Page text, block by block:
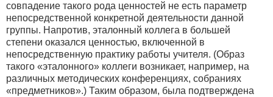
совпадение такого рода ценностей не есть параметр
непосредственной конкретной деятельности данной
группы. Напротив, эталонный коллега в большей
степени оказался ценностью, включенной в
непосредственную практику работы учителя. (Образ
такого «эталонного» коллеги возникает, например, на
различных методических конференциях, собраниях
«предметников».) Таким образом, была подтверждена